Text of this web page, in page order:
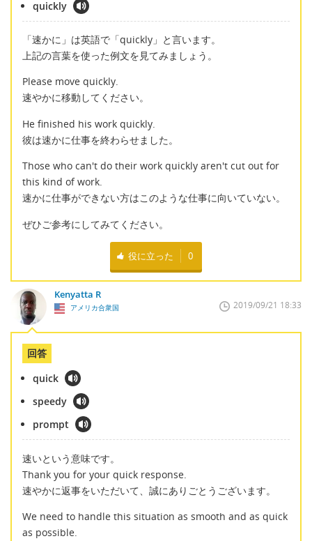
quickly
「速かに」は英語で「quickly」と言います。
上記の言葉を使った例文を見てみましょう。
Please move quickly.
速やかに移動してください。
He finished his work quickly.
彼は速かに仕事を終わらせました。
Those who can't do their work quickly aren't cut out for
this kind of work.
速かに仕事ができない方はこのような仕事に向いていない。
ぜひご参考にしてみてください。
役に立った 0
Kenyatta R
アメリカ合衆国 2019/09/21 18:33
回答
quick
speedy
prompt
速いという意味です。
Thank you for your quick response.
速やかに返事をいただいて、誠にありごとうございます。
We need to handle this situation as smooth and as quick
as possible.